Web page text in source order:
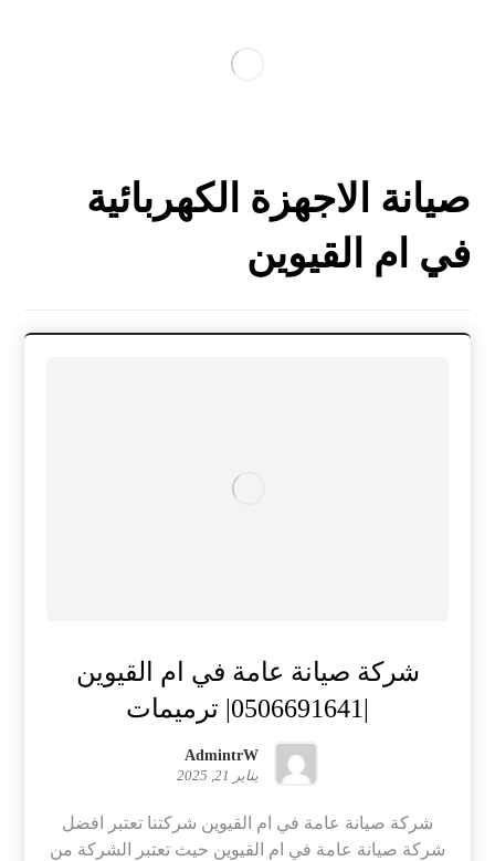
صيانة الاجهزة الكهربائية
في ام القيوين
شركة صيانة عامة في ام القيوين
AdmintrW
يناير 21, 2025
شركة صيانة عامة في ام القيوين شركتنا تعتبر افضل
شركة صيانة عامة في ام القيوين حيث تعتبر الشركة من